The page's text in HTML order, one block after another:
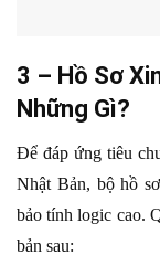
3 – Hồ Sơ
Những Gì?
Để đáp ứng tiêu
Nhật Bản, bộ hồ
bảo tính logic cao.
bản sau: